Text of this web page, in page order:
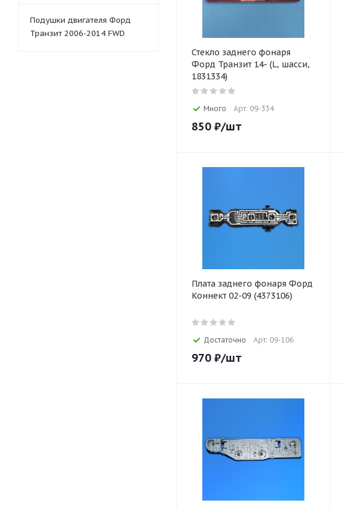
Стекло заднего фонаря
Форд Транзит 14- (L, шасси,
1831334)
Много Арт: 09-334
850 ₽/шт
Плата заднего фонаря Форд
Коннект 02-09 (4373106)
Достаточно Арт: 09-106
970 ₽/шт
Подушки двигателя Форд
Транзит 2006-2014 FWD